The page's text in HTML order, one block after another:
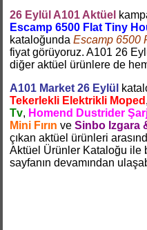
26 Eylül A101 Aktüel
Escamp 6500 Flat Tiny
kataloğundaEscamp 6500
fiyat görüyoruz. A101 26
diğer aktüel ürünlere de
A101 Market 26 Eylül
Tekerlekli Elektrikli Moped ,
Tv, Homend Dustrider
Mini Fırın veSinbo Izgara
çıkan aktüel ürünleri
Aktüel Ürünler Kataloğu ile
sayfanın devamından